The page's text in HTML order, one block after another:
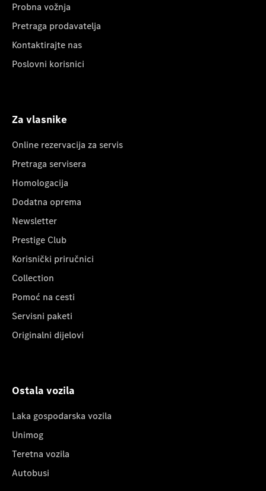
Probna vožnja
Pretraga prodavatelja
Kontaktirajte nas
Poslovni korisnici
Za vlasnike
Online rezervacija za servis
Pretraga servisera
Homologacija
Dodatna oprema
Newsletter
Prestige Club
Korisnički priručnici
Collection
Pomoć na cesti
Servisni paketi
Originalni dijelovi
Ostala vozila
Laka gospodarska vozila
Unimog
Teretna vozila
Autobusi